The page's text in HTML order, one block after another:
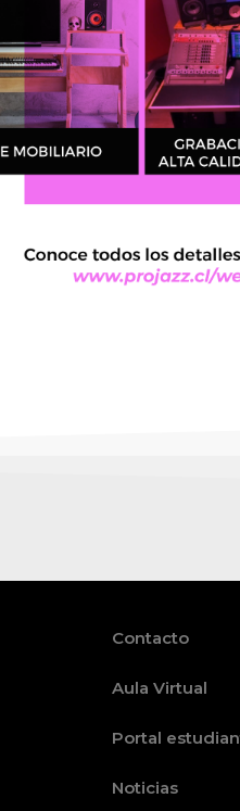
Contacto
Aula Virtual
Portal
Noticias